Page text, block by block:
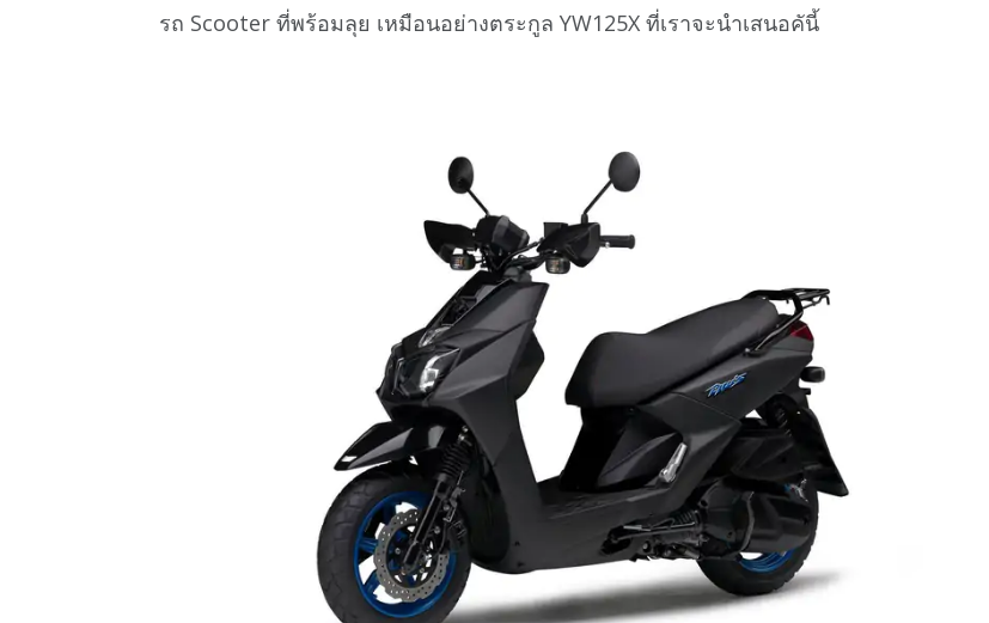
รถ Scooter ที่พร้อมลุย เหมือนอย่างตระกูล YW125X ที่เราจะนำเสนอคันี้